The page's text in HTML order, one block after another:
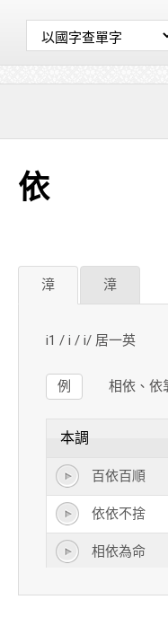
依
漳 漳
i1 / i / i/ 居一英
相依、依
例
本調
百依百順
依依不捨
相依為命